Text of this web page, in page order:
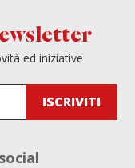
ed iniziative